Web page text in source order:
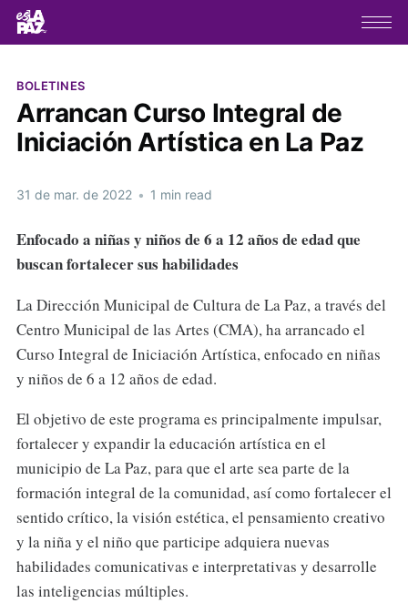
BOLETINES
Arrancan Curso Integral de
Iniciación Artística en La Paz
31 de mar. de 2022 • 1 min read
Enfocado a niñas y niños de 6 a 12 años de edad que
buscan fortalecer sus habilidades
La Dirección Municipal de Cultura de La Paz, a través del
Centro Municipal de las Artes (CMA), ha arrancado el
Curso Integral de Iniciación Artística, enfocado en niñas
y niños de 6 a 12 años de edad.
El objetivo de este programa es principalmente impulsar,
fortalecer y expandir la educación artística en el
municipio de La Paz, para que el arte sea parte de la
formación integral de la comunidad, así como fortalecer el
sentido crítico, la visión estética, el pensamiento creativo
y la niña y el niño que participe adquiera nuevas
habilidades comunicativas e interpretativas y desarrolle
las inteligencias múltiples.